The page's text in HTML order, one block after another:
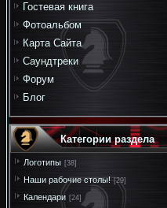
Гостевая книга
Фотоальбом
Карта Сайта
Саундтреки
Форум
Блог
Категории раздела
Логотипы [38]
Наши рабочие столы! [29]
Календари [24]